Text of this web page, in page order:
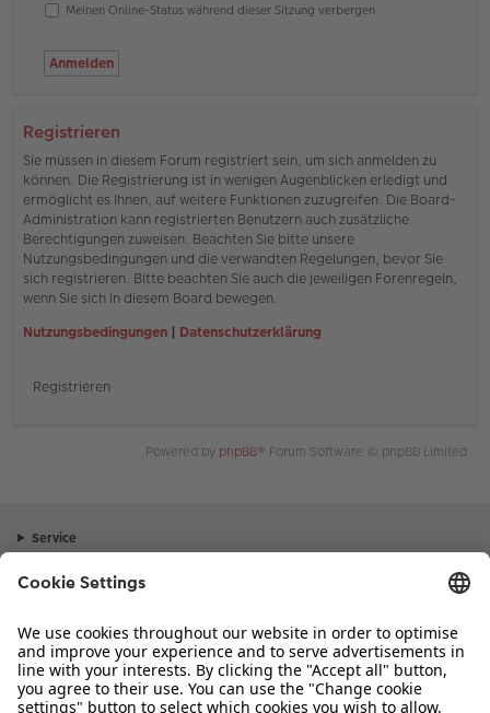
Meinen Online-Status während dieser Sitzung verbergen
Registrieren
Sie müssen in diesem Forum registriert sein, um sich anmelden zu
können. Die Registrierung ist in wenigen Augenblicken erledigt und
ermöglicht es Ihnen, auf weitere Funktionen zuzugreifen. Die Board-
Administration kann registrierten Benutzern auch zusätzliche
Berechtigungen zuweisen. Beachten Sie bitte unsere
Nutzungsbedingungen und die verwandten Regelungen, bevor Sie
sich registrieren. Bitte beachten Sie auch die jeweiligen Forenregeln,
wenn Sie sich in diesem Board bewegen.
Nutzungsbedingungen | Datenschutzerklärung
Registrieren
Powered by phpBB® Forum Software © phpBB Limited
Service
Sortiment